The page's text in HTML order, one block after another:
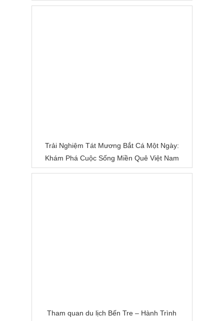
Trải Nghiệm Tát Mương Bắt Cá Một Ngày:
Khám Phá Cuộc Sống Miền Quê Việt Nam
Tham quan du lịch Bến Tre – Hành Trình